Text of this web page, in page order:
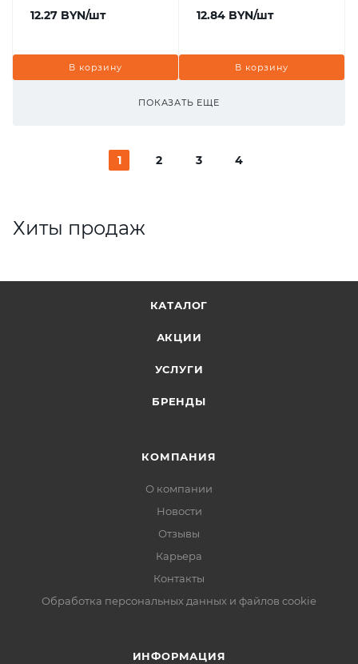
12.27 BYN/шт
В корзину
12.84 BYN/шт
В корзину
ПОКАЗАТЬ ЕЩЕ
1 2 3 4
Хиты продаж
КАТАЛОГ
АКЦИИ
УСЛУГИ
БРЕНДЫ
КОМПАНИЯ
О компании
Новости
Отзывы
Карьера
Контакты
Обработка персональных данных и файлов cookie
ИНФОРМАЦИЯ